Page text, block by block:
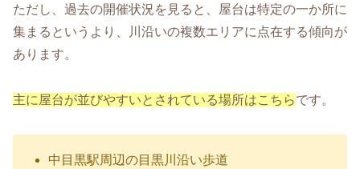
ただし、過去の開催状況を見ると、屋台は特定の一か所に
集まるというより、川沿いの複数エリアに点在する傾向が
あります。
主に屋台が並びやすいとされている場所はこちらです。
中目黒駅周辺の目黒川沿い歩道